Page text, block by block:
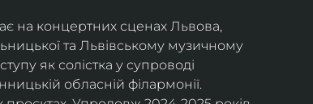
на концертних сценах Львова,
та Львівському музичному
як солістка у супроводі
обласній філармонії.